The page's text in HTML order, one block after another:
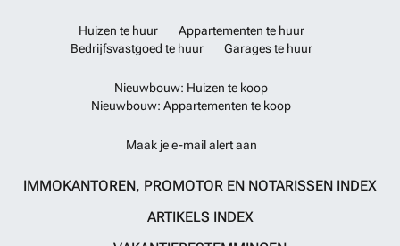
Huizen te huur
Appartementen te huur
Bedrijfsvastgoed te huur
Garages te huur
Nieuwbouw: Huizen te koop
Nieuwbouw: Appartementen te koop
Maak je e-mail alert aan
IMMOKANTOREN, PROMOTOR EN NOTARISSEN INDEX
ARTIKELS INDEX